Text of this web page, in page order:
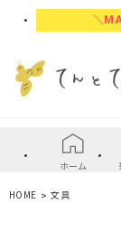
＼
ホーム
HOME 文具